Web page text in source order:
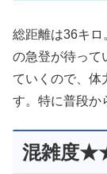
総距離は36キ
の急登が待って
ていくので、体
す。特に普段か
混雑度